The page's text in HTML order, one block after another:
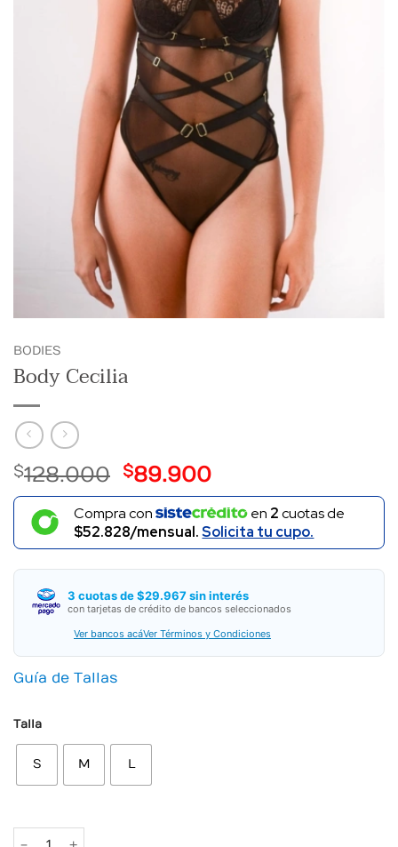
BODIES
Body Cecilia
$128.000 El
precio
original
era:
$89.900El
precio
actual
es:
Compra con en 2cuotas de
$52.828/mensual.Solicita tu cupo.
3 cuotas de $29.967 sin interés
con tarjetas de crédito de bancos seleccionados
Ver bancos acáVer Términos y Condiciones
Guía de Tallas
Talla
S M L
Body Cecilia cantidad